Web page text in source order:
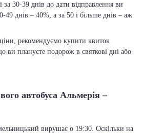
30-39 днів до дати відправлення ви
49 днів – 40%, а за 50 і більше днів – аж
рекомендуємо купити квиток
ви плануєте подорож в святкові дні або
автобуса Альмерія –
вирушає о 19:30. Оскільки на